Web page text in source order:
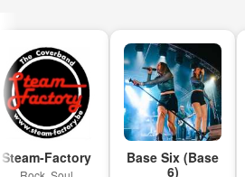
Factory
Base Six (Base